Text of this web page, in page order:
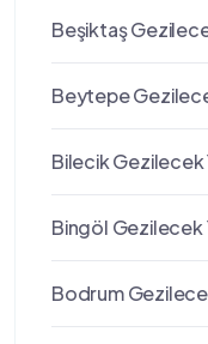
Beşiktaş
Beytepe
Bilecik Gezilecek
Bingöl Gezilecek
Bodrum